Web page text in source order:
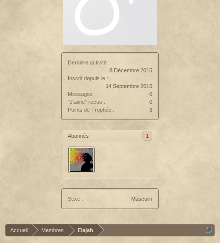
Dernière activité :
8 Décembre 2015
Inscrit depuis le :
14 Septembre 2015
Messages :
0
"J'aime" reçus :
0
Points de Trophée :
3
Abonnés 1
Sexe : Masculin
Accueil Membres Elajah